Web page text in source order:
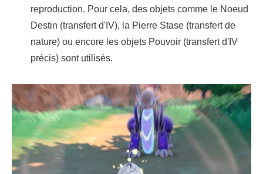
reproduction. Pour cela, des objets comme le Noeud
Destin (transfert d'IV), la Pierre Stase (transfert de
nature) ou encore les objets Pouvoir (transfert d'IV
précis) sont utilisés.